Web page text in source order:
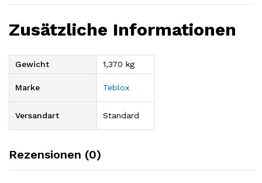
Zusätzliche Informationen
Gewicht 1,370 kg
Marke Teblox
Versandart Standard
Rezensionen (0)